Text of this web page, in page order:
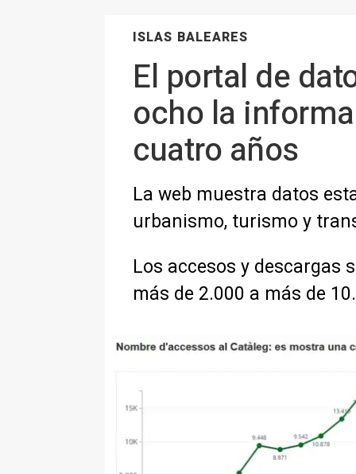
ISLAS BALEARES
El portal de
ocho la
cuatro años
La web muestra datos
urbanismo, turismo y
Los accesos y descargas
más de 2.000 a más de